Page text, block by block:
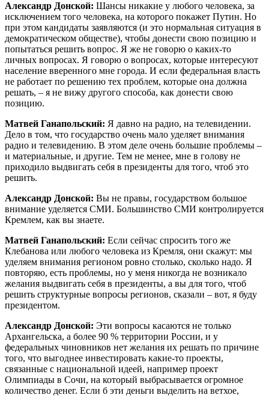
Александр Донской: Шансы никакие у любого человека, за
исключением того человека, на которого покажет Путин. Но
при этом кандидаты заявляются (и это нормальная ситуация в
демократическом обществе), чтобы донести свою позицию и
попытаться решить вопрос. Я же не говорю о каких-то
личных вопросах. Я говорю о вопросах, которые интересуют
население вверенного мне города. И если федеральная власть
не работает по решению тех проблем, которые она должна
решать, – я не вижу другого способа, как донести свою
позицию.
Матвей Ганапольский: Я давно на радио, на телевидении.
Дело в том, что государство очень мало уделяет внимания
радио и телевидению. В этом деле очень большие проблемы –
и материальные, и другие. Тем не менее, мне в голову не
приходило выдвигать себя в президенты для того, чтоб это
решить.
Александр Донской: Вы не правы, государством большое
внимание уделяется СМИ. Большинство СМИ контролируется
Кремлем, как вы знаете.
Матвей Ганапольский: Если сейчас спросить того же
Клебанова или любого человека из Кремля, они скажут: мы
уделяем внимания регионом ровно столько, сколько надо. Я
повторяю, есть проблемы, но у меня никогда не возникало
желания выдвигать себя в президенты, а вы для того, чтоб
решить структурные вопросы регионов, сказали – вот, я буду
президентом.
Александр Донской: Эти вопросы касаются не только
Архангельска, а более 90 % территории России, и у
федеральных чиновников нет желания их решать по причине
того, что выгоднее инвестировать какие-то проекты,
связанные с национальной идеей, например проект
Олимпиады в Сочи, на который выбрасывается огромное
количество денег. Если б эти деньги выделить на ветхое,